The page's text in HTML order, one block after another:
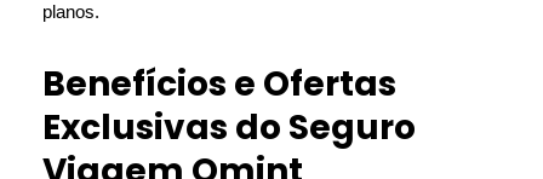
planos.
Benefícios e Ofertas
Exclusivas do Seguro